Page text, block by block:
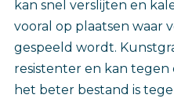
kan snel verslijten en
vooral op plaatsen waar
gespeeld wordt.
resistenter en kan tegen
het beter bestand is